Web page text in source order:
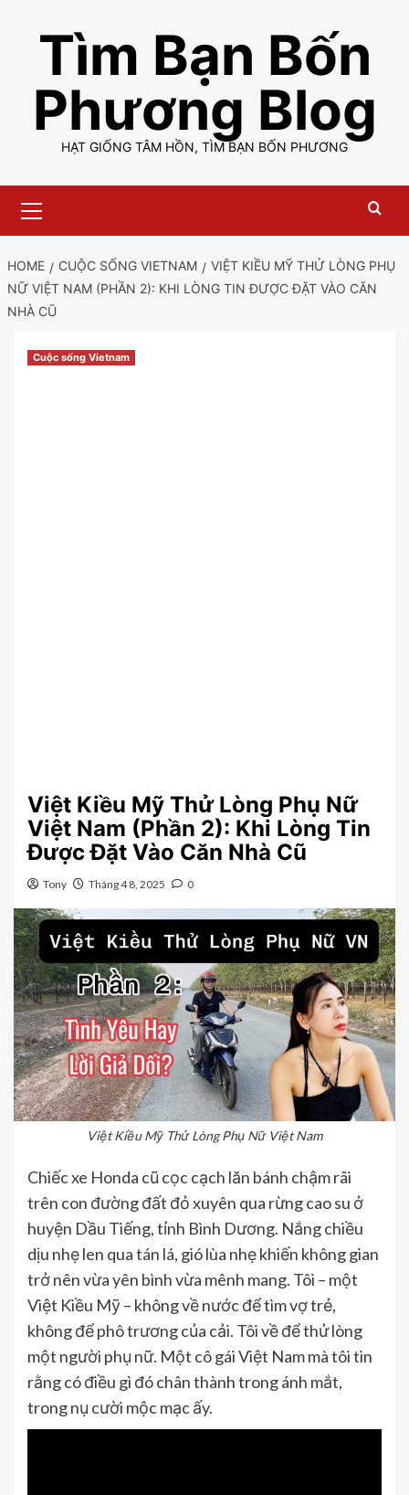
Tìm Bạn Bốn
Phương Blog
HẠT GIỐNG TÂM HỒN, TÌM BẠN BỐN PHƯƠNG
Menu
HOME CUỘC SỐNG VIETNAM
VIỆT KIỀU MỸ THỬ LÒNG PHỤ
NỮ VIỆT NAM (PHẦN 2): KHI LÒNG TIN ĐƯỢC ĐẶT VÀO CĂN
NHÀ CŨ
Cuộc sống Vietnam
Việt Kiều Mỹ Thử Lòng Phụ Nữ
Việt Nam (Phần 2): Khi Lòng Tin
Được Đặt Vào Căn Nhà Cũ
Tony Tháng 4 8, 2025 0
Việt Kiều Mỹ Thử Lòng Phụ Nữ Việt Nam
Chiếc xe Honda cũ cọc cạch lăn bánh chậm rãi
trên con đường đất đỏ xuyên qua rừng cao su ở
huyện Dầu Tiếng, tỉnh Bình Dương. Nắng chiều
dịu nhẹ len qua tán lá, gió lùa nhẹ khiến không gian
trở nên vừa yên bình vừa mênh mang. Tôi – một
Việt Kiều Mỹ – không về nước để tìm vợ trẻ,
không để phô trương của cải. Tôi về để thử lòng
một người phụ nữ. Một cô gái Việt Nam mà tôi tin
rằng có điều gì đó chân thành trong ánh mắt,
trong nụ cười mộc mạc ấy.